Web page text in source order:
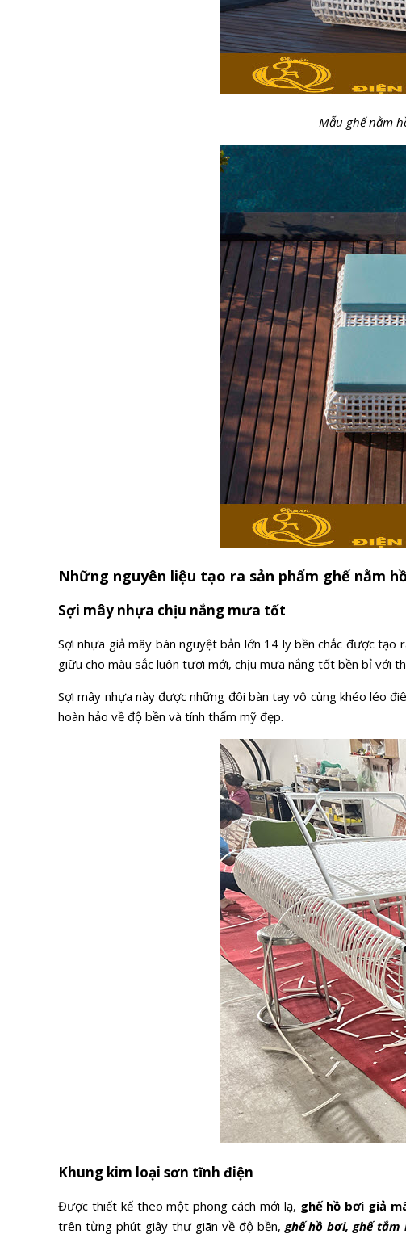
Mẫu ghế nằm
Những nguyên liệu tạo ra sản phẩm ghế nằm
Sợi mây nhựa chịu nắng mưa tốt
Sợi nhựa giả mây bán nguyệt bản lớn 14 ly bền chắc được
giữu cho màu sắc luôn tươi mới, chịu mưa nắng tốt bền bỉ với
Sợi mây nhựa này được những đôi bàn tay vô cùng khéo léo
hoàn hảo về độ bền và tính thẩm mỹ đẹp.
Khung kim loại sơn tĩnh điện
Được thiết kế theo một phong cách mới lạ, ghế hồ bơi giả
trên từng phút giây thư giãn về độ bền,ghế hồ bơi, ghế tắm